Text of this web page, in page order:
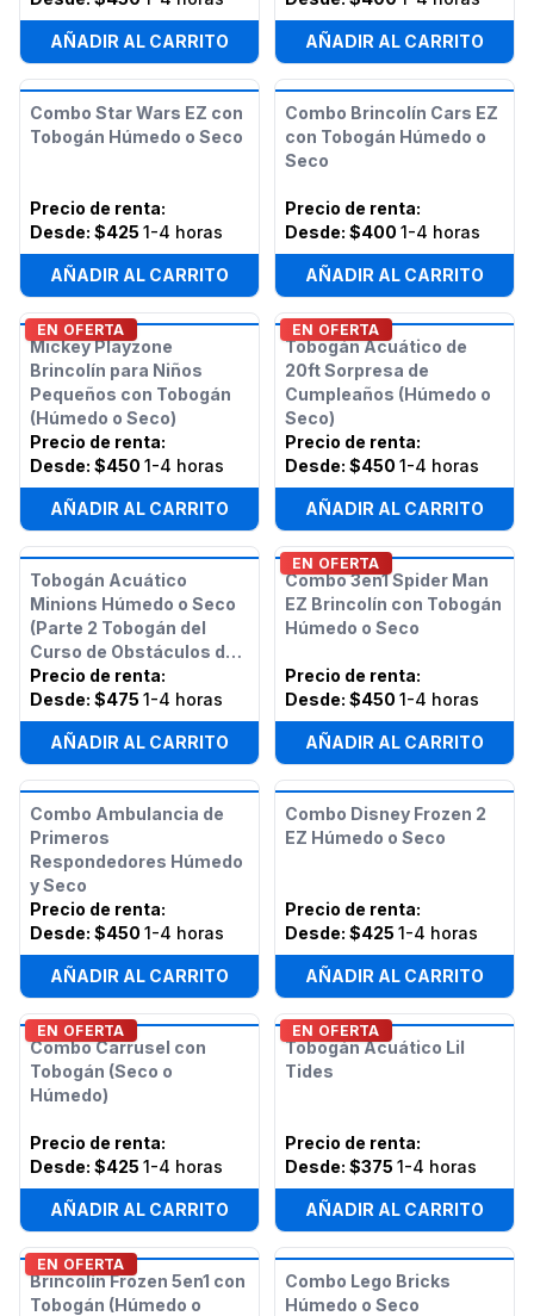
AÑADIR AL CARRITO AÑADIR AL CARRITO
Combo Star Wars EZ con
Tobogán Húmedo o Seco
Precio de renta:
Desde: $425 1-4 horas
AÑADIR AL CARRITO
Combo Brincolín Cars EZ
con Tobogán Húmedo o
Seco
Precio de renta:
Desde: $400 1-4 horas
AÑADIR AL CARRITO
EN OFERTA
Mickey Playzone
Brincolín para Niños
Pequeños con Tobogán
(Húmedo o Seco)
Precio de renta:
Desde: $450 1-4 horas
AÑADIR AL CARRITO
EN OFERTA
Tobogán Acuático de
20ft Sorpresa de
Cumpleaños (Húmedo o
Seco)
Precio de renta:
Desde: $450 1-4 horas
AÑADIR AL CARRITO
Tobogán Acuático
Minions Húmedo o Seco
(Parte 2 Tobogán del
Curso de Obstáculos de
50 pies Minions)
Precio de renta:
Desde: $475 1-4 horas
AÑADIR AL CARRITO
EN OFERTA
Combo 3en1 Spider Man
EZ Brincolín con Tobogán
Húmedo o Seco
Precio de renta:
Desde: $450 1-4 horas
AÑADIR AL CARRITO
Combo Ambulancia de
Primeros
Respondedores Húmedo
y Seco
Precio de renta:
Desde: $450 1-4 horas
AÑADIR AL CARRITO
Combo Disney Frozen 2
EZ Húmedo o Seco
Precio de renta:
Desde: $425 1-4 horas
AÑADIR AL CARRITO
EN OFERTA
Combo Carrusel con
Tobogán (Seco o
Húmedo)
Precio de renta:
Desde: $425 1-4 horas
AÑADIR AL CARRITO
EN OFERTA
Tobogán Acuático Lil
Tides
Precio de renta:
Desde: $375 1-4 horas
AÑADIR AL CARRITO
EN OFERTA
Brincolín Frozen 5en1 con
Tobogán (Húmedo o
Combo Lego Bricks
Húmedo o Seco